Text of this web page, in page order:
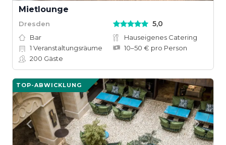
Mietlounge
Dresden 5,0
Bar
Hauseigenes Catering
1 Veranstaltungsräume
10–50 € pro Person
200 Gäste
TOP-ABWICKLUNG